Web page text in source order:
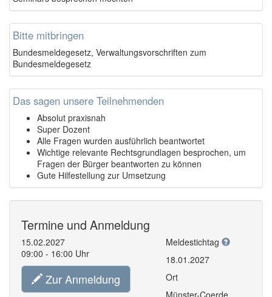
Bitte mitbringen
Bundesmeldegesetz, Verwaltungsvorschriften zum
Bundesmeldegesetz
Das sagen unsere Teilnehmenden
Absolut praxisnah
Super Dozent
Alle Fragen wurden ausführlich beantwortet
Wichtige relevante Rechtsgrundlagen besprochen, um
Fragen der Bürger beantworten zu können
Gute Hilfestellung zur Umsetzung
Termine und Anmeldung
15.02.2027
09:00 - 16:00 Uhr
Zur Anmeldung
Meldestichtag
18.01.2027
Ort